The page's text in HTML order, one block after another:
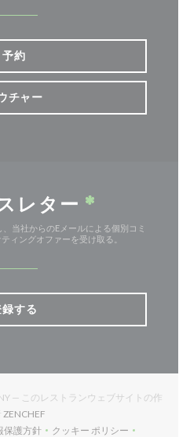
予約
チャー
レター *
当社からのEメールによる個別コミ
ィングオファーを受け取る。
する
— このレストランウェブサイトの作
ZENCHEF
保護方針 クッキー ポリシー